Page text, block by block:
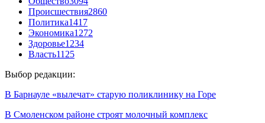
Происшествия2860
Политика1417
Экономика1272
Здоровье1234
Власть1125
Выбор редакции:
В Барнауле «вылечат» старую поликлинику на Горе
В Смоленском районе строят молочный комплекс